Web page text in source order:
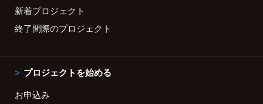
新着プロジェクト
終了間際のプロジェクト
プロジェクトを始める
お申込み